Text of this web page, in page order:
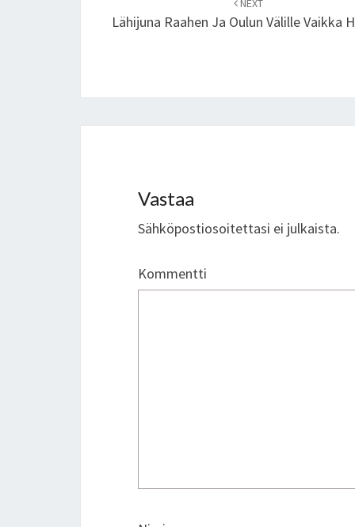
navigation
NEXT
Lähijuna Raahen Ja Oulun Välille Vaikka
Vastaa
Sähköpostiosoitettasi ei julkaista.
Kommentti